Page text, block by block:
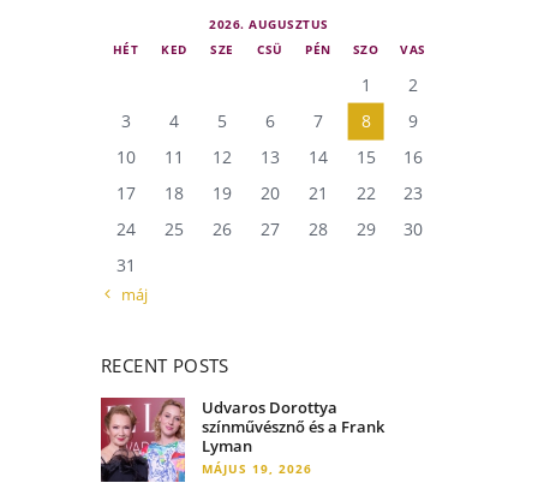
2026. AUGUSZTUS
HÉT
KED SZE CSÜ PÉN SZO VAS
1
2
3
4 5 6 7 8
9
10
11 12 13 14 15
16
17
18 19 20 21 22
23
24
25 26 27 28 29
30
31
« máj
RECENT POSTS
Udvaros Dorottya
színművésznő és a Frank
Lyman
MÁJUS 19, 2026